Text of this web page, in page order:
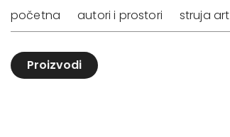
početna autori i prostori struja
Proizvodi